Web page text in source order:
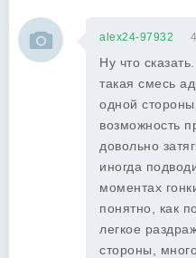
alex24-97932
Ну что
такая смесь
одной
возможность
довольно
иногда
моментах
понятно, как
легкое
стороны,